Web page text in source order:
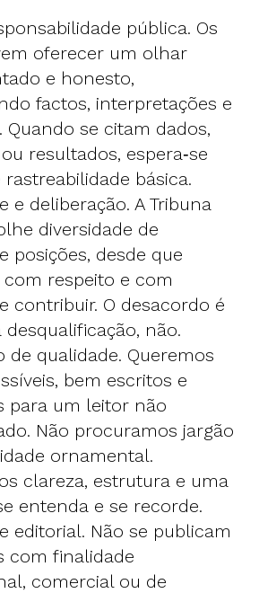
pública. Os
oferecer um olhar
e honesto,
factos, interpretações e
Quando se citam dados,
resultados, espera‑se
rastreabilidade básica.
e deliberação. A Tribuna
diversidade de
posições, desde que
com respeito e com
contribuir. O desacordo é
desqualificação, não.
de qualidade. Queremos
bem escritos e
para um leitor não
Não procuramos jargão
ornamental.
clareza, estrutura e uma
entenda e se recorde.
editorial. Não se publicam
com finalidade
comercial ou de